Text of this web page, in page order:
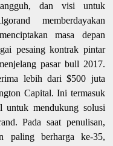
dan visi untuk
memberdayakan
masa depan
pesaing kontrak pintar
pasar bull 2017.
lebih dari $500 juta
Capital. Ini termasuk
untuk mendukung solusi
Pada saat penulisan,
paling berharga ke-35,